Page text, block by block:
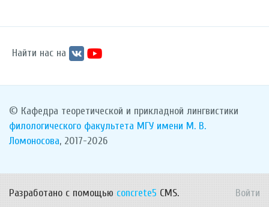
Найти нас на
© Кафедра теоретической и прикладной лингвистики
филологического факультета МГУ имени М. В.
Ломоносова, 2017-2026
Разработано с помощью concrete5 CMS. Войти